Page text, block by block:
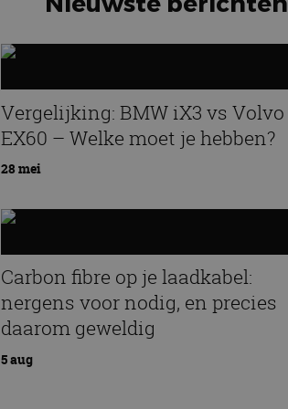
Vergelijking: BMW iX3 vs Volvo
EX60 – Welke moet je hebben?
28 mei
Carbon fibre op je laadkabel:
nergens voor nodig, en precies
daarom geweldig
5 aug